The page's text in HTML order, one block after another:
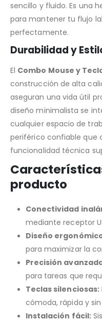
sencillo y fluido. Es una
para mantener tu flujo
perfectamente.
Durabilidad y
El Combo Mouse y
construcción de alta
aseguran una vida útil
diseño minimalista se
cualquier espacio de
periférico confiable que
funcionalidad técnica
producto
Conectividad
mediante receptor
Diseño
para maximizar la
Precisión
para tareas que
Teclas silenciosas:
cómoda, rápida y
Instalación fácil: